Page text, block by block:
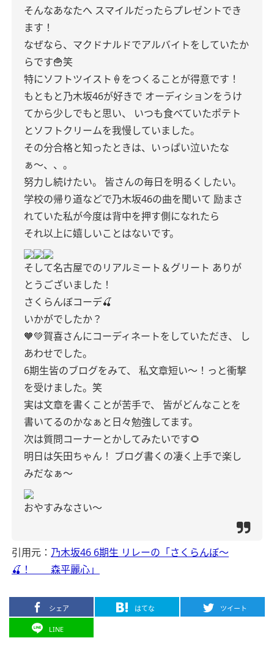
そんなあなたへ スマイルだったらプレゼントでき
ます！
なぜなら、マクドナルドでアルバイトをしていたか
らです🍟笑
特にソフトツイスト🍦をつくることが得意です！
もともと乃木坂46が好きで オーディションをうけ
てから少しでもと思い、
いつも食べていたポテト
とソフトクリームを我慢していました。
その分合格と知ったときは、いっぱい泣いたな
ぁ〜、、。
努力し続けたい。
皆さんの毎日を明るくしたい。
学校の帰り道などで乃木坂46の曲を聞いて 励まさ
れていた私が今度は背中を押す側になれたら
それ以上に嬉しいことはないです。
そして名古屋でのリアルミート＆グリート ありが
とうございました！
さくらんぼコーデ🍒
いかがでしたか？
🧡💚賀喜さんにコーディネートをしていただき、
し
あわせでした。
6期生皆のブログをみて、
私文章短い〜！っと衝撃
を受けました。笑
実は文章を書くことが苦手で、
皆がどんなことを
書いてるのかなぁと日々勉強してます。
次は質問コーナーとかしてみたいです🌻
明日は矢田ちゃん！ ブログ書くの凄く上手で楽し
みだなぁ〜
おやすみなさい〜
引用元： 乃木坂46 6期生 リレーの「さくらんぼ〜
🍒！ 森平麗心」
シェア はてな ツイート
LINE